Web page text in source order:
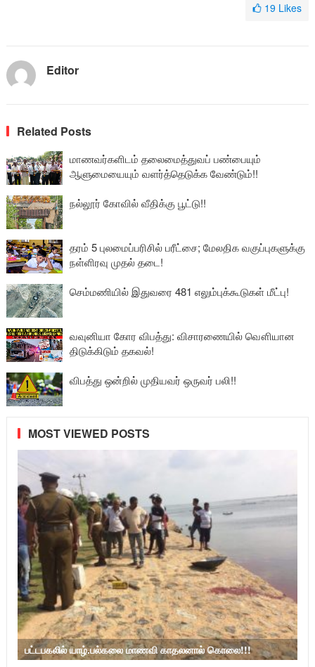
19 Likes
Editor
Related Posts
மாணவர்களிடம் தலைமைத்துவப் பண்பையும்
ஆளுமையையும் வளர்த்தெடுக்க வேண்டும்!!
நல்லூர் கோவில் வீதிக்கு பூட்டு!!
தரம் 5 புலமைப்பரிசில் பரீட்சை; மேலதிக வகுப்புகளுக்கு
நள்ளிரவு முதல் தடை!
செம்மணியில் இதுவரை 481 எலும்புக்கூடுகள் மீட்பு!
வவுனியா கோர விபத்து: விசாரணையில் வௌியான
திடுக்கிடும் தகவல்!
விபத்து ஒன்றில் முதியவர் ஒருவர் பலி!!
MOST VIEWED POSTS
பட்டபகலில் யாழ்.பல்கலை மாணவி காதலனால் கொலை!!!